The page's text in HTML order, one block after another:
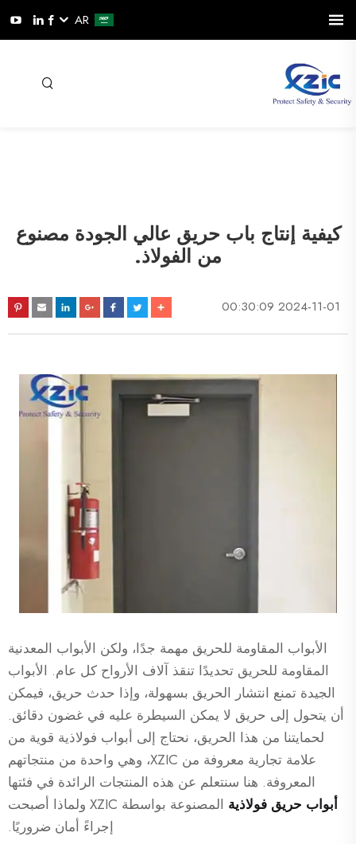
AR
كيفية إنتاج باب حريق عالي الجودة مصنوع
من الفولاذ.
2024-11-01 00:30:09
الأبواب المقاومة للحريق مهمة جدًا، ولكن الأبواب المعدنية
المقاومة للحريق تحديدًا تنقذ آلاف الأرواح كل عام. الأبواب
الجيدة تمنع انتشار الحريق بسهولة، وإذا حدث حريق، فيمكن
أن يتحول إلى حريق لا يمكن السيطرة عليه في غضون دقائق.
لحمايتنا من هذا الحريق، نحتاج إلى أبواب فولاذية قوية من
علامة تجارية معروفة من XZIC، وهي واحدة من منتجاتهم
المعروفة. هنا سنتعلم عن هذه المنتجات الرائدة في فئتها
أبواب حريق فولاذية
المصنوعة بواسطة XZIC ولماذا أصبحت
إجراءً أمان ضروريًا.